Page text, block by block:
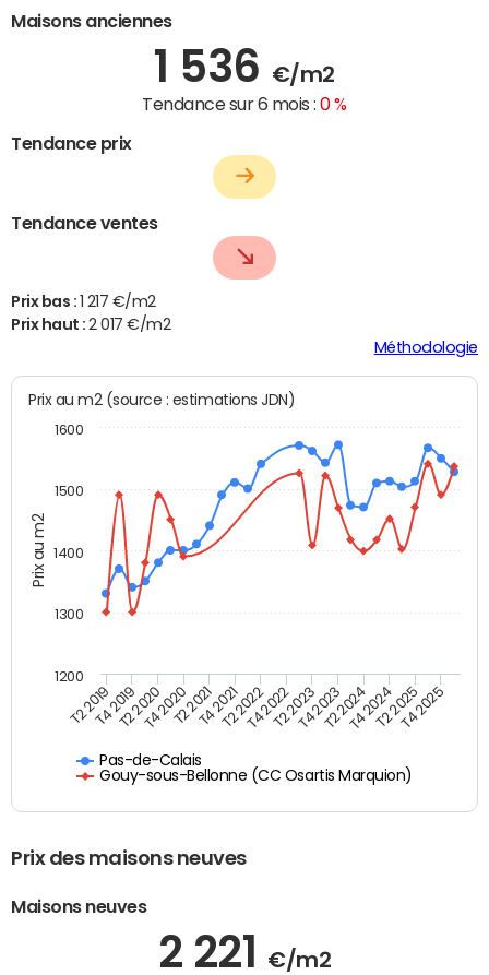
Maisons anciennes
1 536 €/m2
Tendance sur 6 mois :0 %
Tendance prix
Tendance ventes
Prix bas :
1 217 €/m2
Prix haut :2 017 €/m2
Méthodologie
Prix au m2
Prix au m2 (source : estimations JDN)
Pas-de-Calais
Gouy-sous-Bellonne (CC Osartis Marquion)
T2 2019T4 2019T2 2020T4 2020T2 2021T4 2021T2 2022T4 2022T2 2023T4 2023T2 2024T4 2024T2 2025T4 2025
1200
1300
1400
1500
1600
Prix des maisons neuves
Maisons neuves
2 221 €/m2